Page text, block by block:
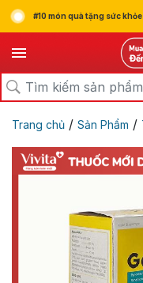
#10 món quà tặng sức
Trang chủ / Sản Phẩm /